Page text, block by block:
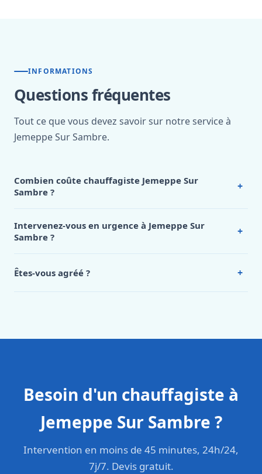
INFORMATIONS
Questions fréquentes
Tout ce que vous devez savoir sur notre service à
Jemeppe Sur Sambre.
Combien coûte chauffagiste Jemeppe Sur
Sambre ?
+
Jemeppe Sur Sambre, appelez le 0472 53 24 26.
Intervenez-vous en urgence à Jemeppe Sur
Sambre ?
+
Êtes-vous agréé ? +
Besoin d'un chauffagiste à
Jemeppe Sur Sambre ?
Intervention en moins de 45 minutes, 24h/24,
7j/7. Devis gratuit.